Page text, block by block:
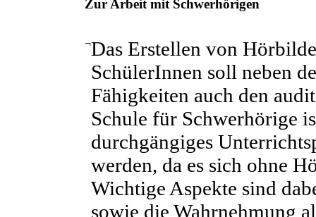
Zur Arbeit mit Schwerhörigen
¬Das Erstellen von
SchülerInnen soll neben
Fähigkeiten auch den
Schule für Schwerhörige
durchgängiges
werden, da es sich ohne
Wichtige Aspekte sind
sowie die Wahrnehmung